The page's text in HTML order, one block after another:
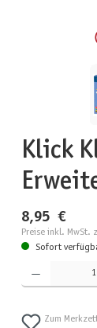
Klick
8,95 €
Preise inkl. MwSt.
Sofort
Produkt Anzahl: Gib
Zum